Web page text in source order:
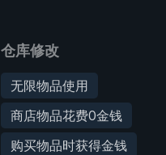
仓库修改
无限物品使用
商店物品花费0金钱
购买物品时获得金钱